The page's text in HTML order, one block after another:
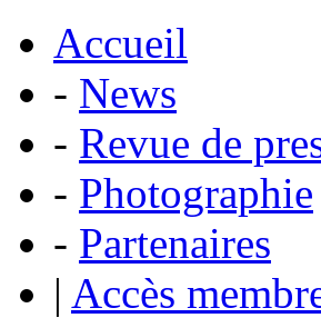
Accueil
- News
- Revue de
- Photographie
- Partenaires
| Accès